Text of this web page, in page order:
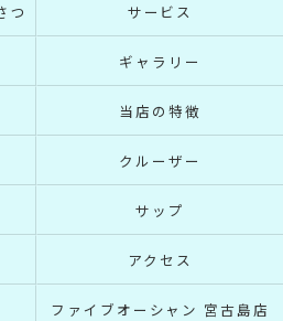
つ サービス
ギャラリー
当店の特徴
クルーザー
サップ
アクセス
ファイブオーシャン 宮古島店